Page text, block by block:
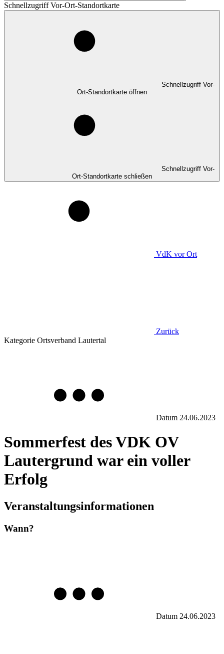
Schnellzugriff Vor-Ort-Standortkarte
Schnellzugriff Vor-
Ort-Standortkarte öffnen
Schnellzugriff Vor-
Ort-Standortkarte schließen
VdK vor Ort
Zurück
Kategorie Ortsverband Lautertal
Datum 24.06.2023
Sommerfest des VDK OV
Lautergrund war ein voller
Erfolg
Veranstaltungsinformationen
Wann?
Datum 24.06.2023